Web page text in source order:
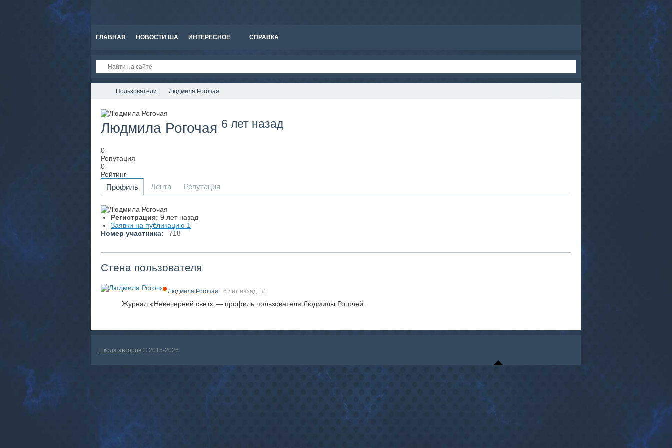
ГЛАВНАЯ НОВОСТИ ША ИНТЕРЕСНОЕ СПРАВКА
Пользователи Людмила Рогочая
Людмила Рогочая 6 лет назад
0
Репутация
0
Рейтинг
Профиль Лента Репутация
Регистрация: 9 лет назад
Заявки на публикацию 1
Номер участника:
718
Стена пользователя
Людмила Рогочая 6 лет назад #
Журнал «Невечерний свет» — профиль пользователя Людмилы Рогочей.
Школа авторов © 2015-2026